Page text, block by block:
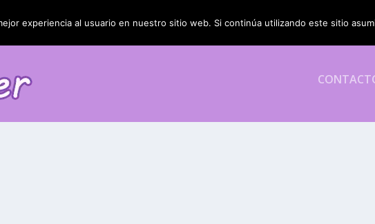
experiencia al usuario en nuestro sitio web. Si continúa utilizando este sitio